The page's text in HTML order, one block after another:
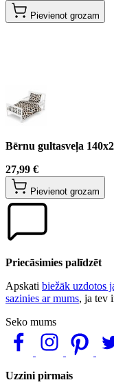
Pievienot grozam
Bērnu gultasveļa
27,99 €
Pievienot grozam
Priecāsimies palīdzēt
Apskati biežāk uzdotos
sazinies ar mums, ja tev
Seko mums
Uzzini pirmais